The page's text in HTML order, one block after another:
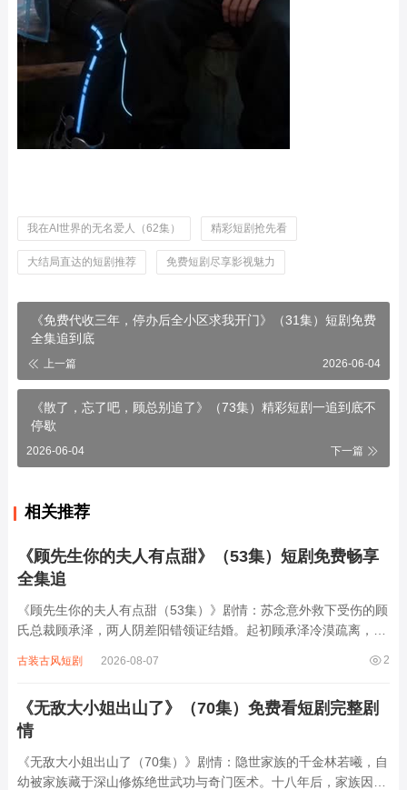
我在AI世界的无名爱人（62集） 精彩短剧抢先看
大结局直达的短剧推荐 免费短剧尽享影视魅力
《免费代收三年，停办后全小区求我开门》（31集）短剧免费
全集追到底
上一篇 2026-06-04
《散了，忘了吧，顾总别追了》（73集）精彩短剧一追到底不
停歇
2026-06-04 下一篇
相关推荐
《顾先生你的夫人有点甜》（53集）短剧免费畅享
全集追
《顾先生你的夫人有点甜（53集）》剧情：苏念意外救下受伤的顾
氏总裁顾承泽，两人阴差阳错领证结婚。起初顾承泽冷漠疏离，苏
泽暗中相护；而苏念凭借自身能力在珠宝设计领域崭露头角，更帮
2
古装古风短剧 2026-08-07
《无敌大小姐出山了》（70集）免费看短剧完整剧
情
《无敌大小姐出山了（70集）》剧情：隐世家族的千金林若曦，自
幼被家族藏于深山修炼绝世武功与奇门医术。十八年后，家族因卷